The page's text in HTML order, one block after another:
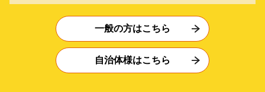
一般の方はこちら
自治体様はこちら